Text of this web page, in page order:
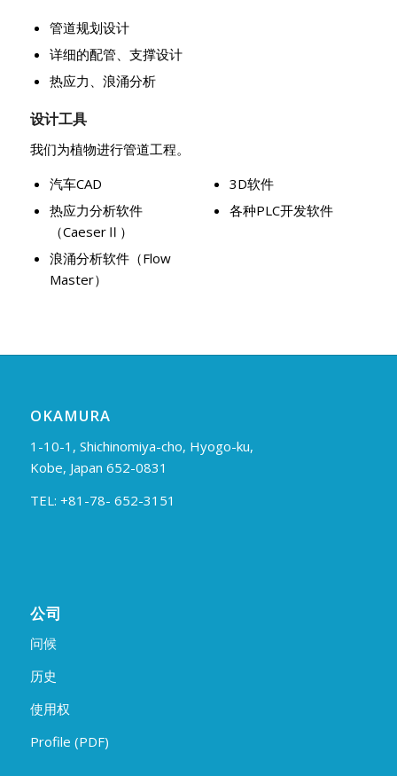
管道规划设计
详细的配管、支撑设计
热应力、浪涌分析
设计工具
我们为植物进行管道工程。
汽车CAD
热应力分析软件
（CaeserⅡ）
浪涌分析软件（Flow
Master）
3D软件
各种PLC开发软件
OKAMURA
1-10-1, Shichinomiya-cho, Hyogo-ku,
Kobe, Japan 652-0831
TEL: +81-78- 652-3151
公司
问候
历史
使用权
Profile (PDF)